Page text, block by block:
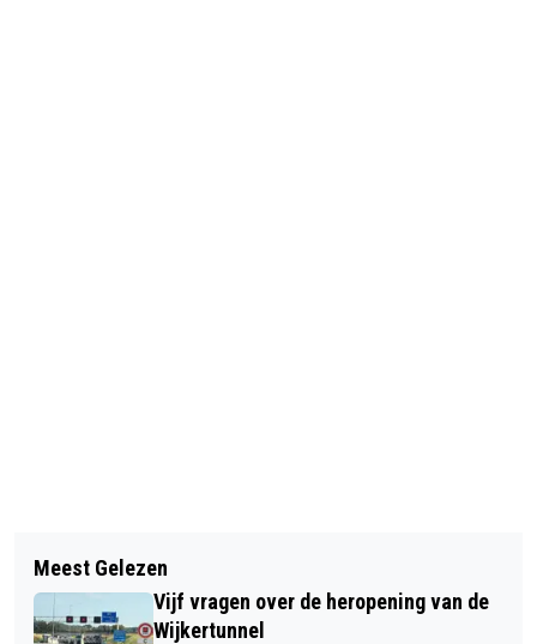
REGIO: RAVAGE NA PLOFKRAAK OP
RIJKSSTRAATWEG HAARLEM
KIJKEN OF HET KLIKT IN DE
KINDEROPVANG
Meest Gelezen
Vijf vragen over de heropening van de
Wijkertunnel